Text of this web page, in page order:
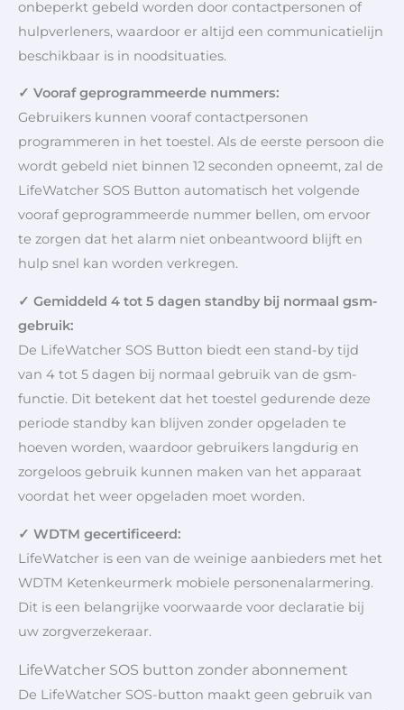
onbeperkt gebeld worden door contactpersonen of
hulpverleners, waardoor er altijd een communicatielijn
beschikbaar is in noodsituaties.
✓ Vooraf geprogrammeerde nummers:
Gebruikers kunnen vooraf contactpersonen
programmeren in het toestel. Als de eerste persoon die
wordt gebeld niet binnen 12 seconden opneemt, zal de
LifeWatcher SOS Button automatisch het volgende
vooraf geprogrammeerde nummer bellen, om ervoor
te zorgen dat het alarm niet onbeantwoord blijft en
hulp snel kan worden verkregen.
✓ Gemiddeld 4 tot 5 dagen standby bij normaal gsm-
gebruik:
De LifeWatcher SOS Button biedt een stand-by tijd
van 4 tot 5 dagen bij normaal gebruik van de gsm-
functie. Dit betekent dat het toestel gedurende deze
periode standby kan blijven zonder opgeladen te
hoeven worden, waardoor gebruikers langdurig en
zorgeloos gebruik kunnen maken van het apparaat
voordat het weer opgeladen moet worden.
✓ WDTM gecertificeerd:
LifeWatcher is een van de weinige aanbieders met het
WDTM Ketenkeurmerk mobiele personenalarmering.
Dit is een belangrijke voorwaarde voor declaratie bij
uw zorgverzekeraar.
LifeWatcher SOS button zonder abonnement
De LifeWatcher SOS-button maakt geen gebruik van